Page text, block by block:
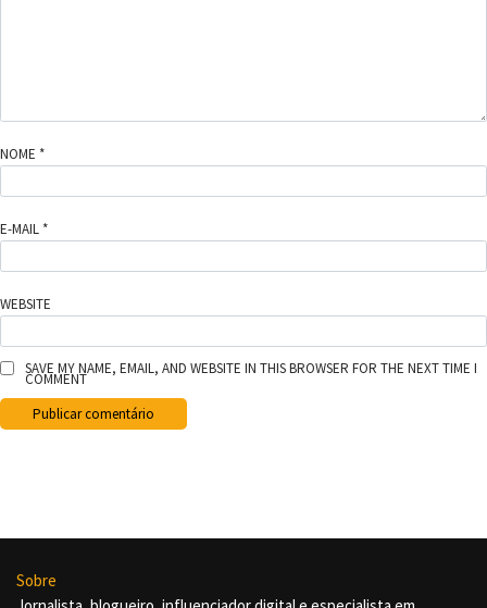
NOME *
E-MAIL *
WEBSITE
SAVE MY NAME, EMAIL, AND WEBSITE IN THIS BROWSER FOR THE NEXT TIME I
COMMENT
Sobre